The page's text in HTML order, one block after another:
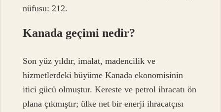
nüfusu: 212.
Kanada geçimi nedir?
Son yüz yıldır, imalat, madencilik ve
hizmetlerdeki büyüme Kanada ekonomisinin
itici gücü olmuştur. Kereste ve petrol ihracatı ön
plana çıkmıştır; ülke net bir enerji ihracatçısı